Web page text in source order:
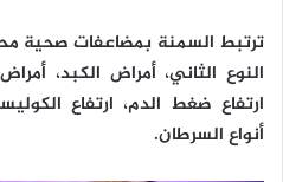
ترتبط السمنة بمضاعفات صحية
النوع الثاني، أمراض الكبد،
ارتفاع ضغط الدم، ارتفاع
أنواع السرطان.